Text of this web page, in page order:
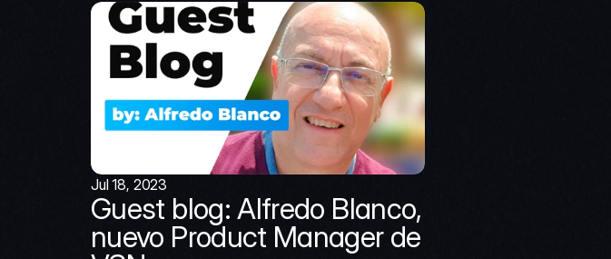
Jul 18, 2023
Guest blog: Alfredo Blanco,
nuevo Product Manager de